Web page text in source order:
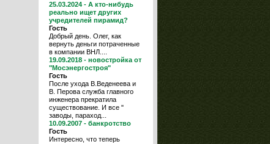
25.03.2024 - А кто-нибудь
реально ищет других
учредителей пирамид?
Гость
Добрый день. Олег, как
вернуть деньги потраченные
в компании ВНЛ....
19.09.2018 - новостройка от
"Мосэнергостроя"
Гость
После ухода В.Веденеева и
В. Перова служба главного
инженера прекратила
существование. И все "
заводы, параход...
10.09.2007 - банкротство
Гость
Интересно, что теперь